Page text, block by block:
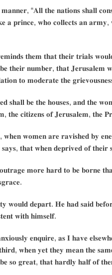
“𝐀𝐥𝐥 𝐭𝐡𝐞 𝐧𝐚𝐭𝐢𝐨𝐧𝐬 𝐬𝐡𝐚𝐥𝐥
𝐚 𝐩𝐫𝐢𝐧𝐜𝐞, 𝐰𝐡𝐨 𝐜𝐨𝐥𝐥𝐞𝐜𝐭𝐬 𝐚𝐧
𝐭𝐡𝐞𝐦 𝐭𝐡𝐚𝐭 𝐭𝐡𝐞𝐢𝐫 𝐭𝐫𝐢𝐚𝐥𝐬
𝐭𝐡𝐞𝐢𝐫 𝐧𝐮𝐦𝐛𝐞𝐫, 𝐭𝐡𝐚𝐭 𝐉𝐞𝐫𝐮𝐬𝐚𝐥𝐞𝐦
𝐭𝐨 𝐦𝐨𝐝𝐞𝐫𝐚𝐭𝐞 𝐭𝐡𝐞
𝐬𝐡𝐚𝐥𝐥 𝐛𝐞 𝐭𝐡𝐞 𝐡𝐨𝐮𝐬𝐞𝐬, 𝐚𝐧𝐝 𝐭𝐡𝐞
𝐭𝐡𝐞 𝐜𝐢𝐭𝐢𝐳𝐞𝐧𝐬 𝐨𝐟 𝐉𝐞𝐫𝐮𝐬𝐚𝐥𝐞𝐦, 𝐭𝐡𝐞
𝐰𝐡𝐞𝐧 𝐰𝐨𝐦𝐞𝐧 𝐚𝐫𝐞 𝐫𝐚𝐯𝐢𝐬𝐡𝐞𝐝 𝐛𝐲
𝐭𝐡𝐚𝐭 𝐰𝐡𝐞𝐧 𝐝𝐞𝐩𝐫𝐢𝐯𝐞𝐝 𝐨𝐟 𝐭𝐡𝐞𝐢𝐫
𝐦𝐨𝐫𝐞 𝐡𝐚𝐫𝐝 𝐭𝐨 𝐛𝐞 𝐛𝐨𝐫𝐧𝐞
𝐰𝐨𝐮𝐥𝐝 𝐝𝐞𝐩𝐚𝐫𝐭. 𝐇𝐞 𝐡𝐚𝐝 𝐬𝐚𝐢𝐝
𝐰𝐢𝐭𝐡 𝐡𝐢𝐦𝐬𝐞𝐥𝐟.
𝐞𝐧𝐪𝐮𝐢𝐫𝐞, 𝐚𝐬 𝐈 𝐡𝐚𝐯𝐞
𝐰𝐡𝐞𝐧 𝐲𝐞𝐭 𝐭𝐡𝐞𝐲 𝐦𝐞𝐚𝐧 𝐭𝐡𝐞
𝐬𝐨 𝐠𝐫𝐞𝐚𝐭, 𝐭𝐡𝐚𝐭 𝐡𝐚𝐫𝐝𝐥𝐲 𝐡𝐚𝐥𝐟 𝐨𝐟